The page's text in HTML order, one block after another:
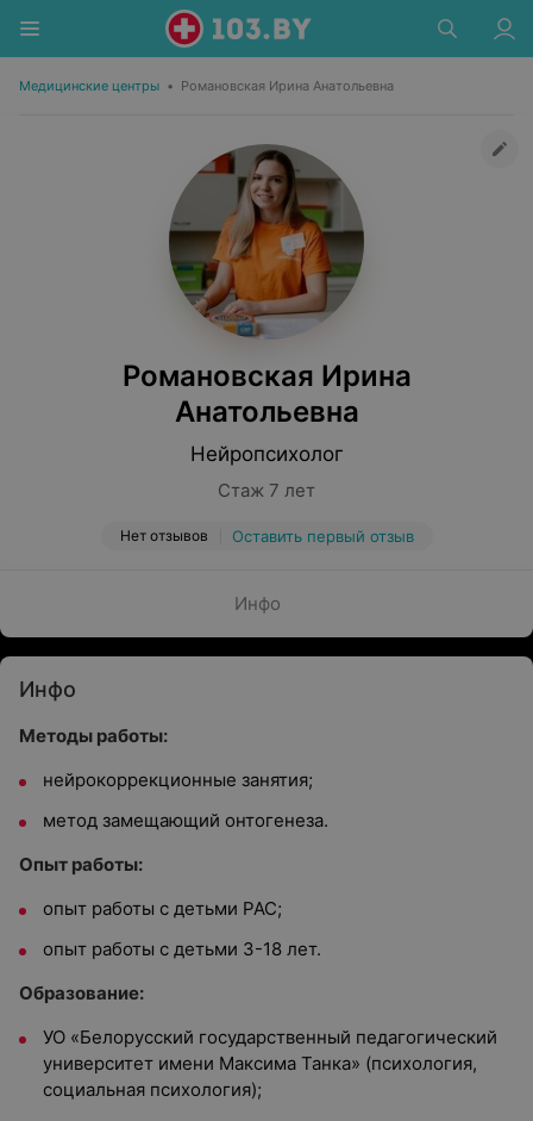
Медицинские центры • Романовская Ирина Анатольевна
Романовская Ирина
Анатольевна
Нейропсихолог
Стаж 7 лет
Нет отзывов Оставить первый отзыв
Инфо
Инфо
Методы работы:
нейрокоррекционные занятия;
метод замещающий онтогенеза.
Опыт работы:
опыт работы с детьми РАС;
опыт работы с детьми 3-18 лет.
Образование:
УО «Белорусский государственный педагогический
университет имени Максима Танка» (психология,
социальная психология);